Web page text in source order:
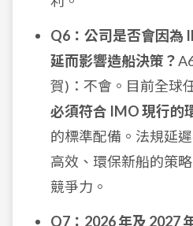
Q6：公司是否會因為
延而影響造船決策？
賀)：不會。目前全球
必須符合 IMO 現行的
的標準配備。法規延
高效、環保新船的策
競爭力。
Q7：2026 年及 2027